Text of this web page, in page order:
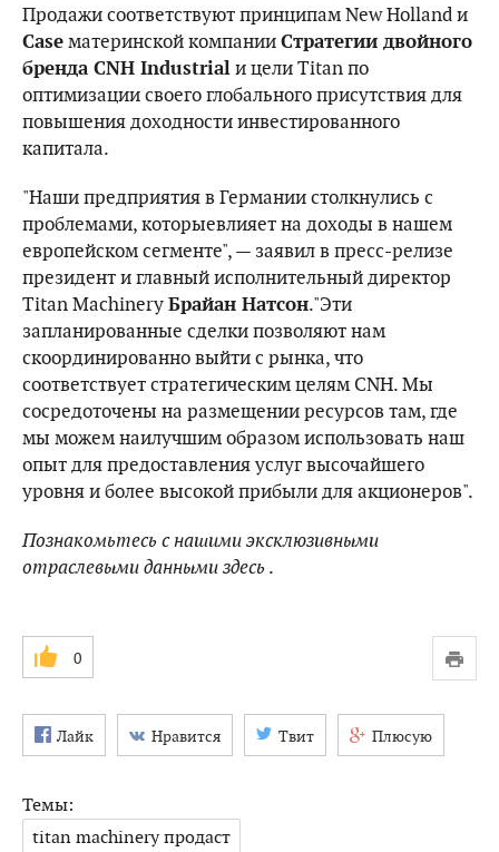
Продажи соответствуют принципам New Holland и
Caseматеринской компанииСтратегии двойного
бренда CNH Industrialи цели Titan по
оптимизации своего глобального присутствия для
повышения доходности инвестированного
капитала.
"Наши предприятия в Германии столкнулись с
проблемами, которыевлияет на доходы в нашем
европейском сегменте", — заявил в пресс-релизе
президент и главный исполнительный директор
Titan MachineryБрайан Натсон."Эти
запланированные сделки позволяют нам
скоординированно выйти с рынка, что
соответствует стратегическим целям CNH. Мы
сосредоточены на размещении ресурсов там, где
мы можем наилучшим образом использовать наш
опыт для предоставления услуг высочайшего
уровня и более высокой прибыли для акционеров".
Познакомьтесь с нашими эксклюзивными
отраслевыми даннымиздесь.
0
Лайк Нравится Твит Плюсую
Темы:
titan machinery продаст